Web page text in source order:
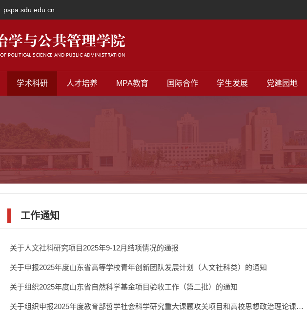
pspa.sdu.edu.cn
学术科研 人才培养 MPA教育 国际合作 学生发展 党建园地
工作通知
关于人文社科研究项目2025年9-12月结项情况的通报
关于申报2025年度山东省高等学校青年创新团队发展计划（人文社科类）的通知
关于组织2025年度山东省自然科学基金项目验收工作（第二批）的通知
关于组织申报2025年度教育部哲学社会科学研究重大课题攻关项目和高校思想政治理论课…